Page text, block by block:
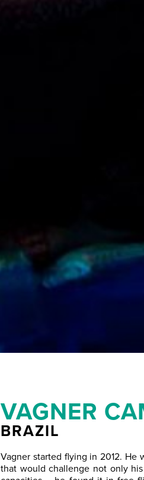
VAGNER
BRAZIL
Vagner started flying in 2012. He
that would challenge not only